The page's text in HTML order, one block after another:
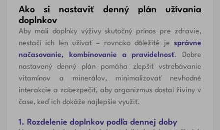
Ako si nastaviť denný plán užívania
doplnkov
Aby mali doplnky výživy skutočný prínos pre zdravie,
nestačí ich len užívať – rovnako dôležité jesprávne
načasovanie, kombinovanie a pravidelnosť. Dobre
nastavený denný plán pomáha zlepšiť vstrebávanie
vitamínov a minerálov, minimalizovať nevhodné
interakcie a zabezpečiť, aby organizmus dostal živiny v
čase, keď ich dokáže najlepšie využiť.
1. Rozdelenie doplnkov podľa dennej doby